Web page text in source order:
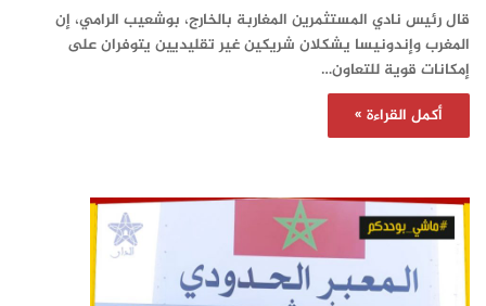
قال رئيس نادي المستثمرين المغاربة بالخارج، بوشعيب الرامي، إن
المغرب وإندونيسا يشكلان شريكين غير تقليديين يتوفران على
إمكانات قوية للتعاون…
أكمل القراءة »